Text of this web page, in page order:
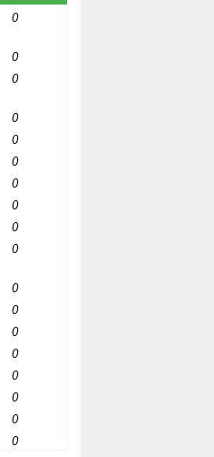
0
0
0
0
0
0
0
0
0
0
0
0
0
0
0
0
0
0